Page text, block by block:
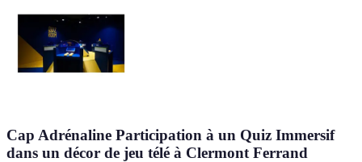
Cap Adrénaline Participation à un Quiz Immersif
dans un décor de jeu télé à Clermont Ferrand